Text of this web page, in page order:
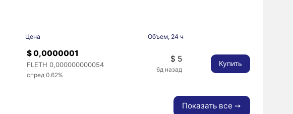
Цена Объем, 24 ч
$ 0,0000001
FLETH 0,000000000054
спред 0.62%
$ 5
6д назад
Купить
Показать все ➙